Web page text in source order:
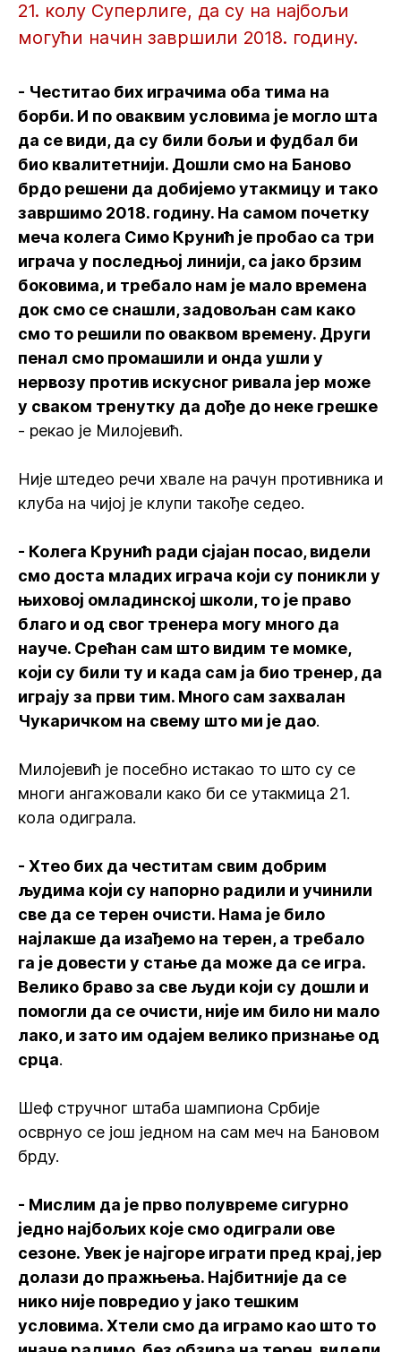
21. колу Суперлиге, да су на најбољи
могући начин завршили 2018. годину.
- Честитао бих играчима оба тима на
борби. И по оваквим условима је могло шта
да се види, да су били бољи и фудбал би
био квалитетнији. Дошли смо на Баново
брдо решени да добијемо утакмицу и тако
завршимо 2018. годину. На самом почетку
меча колега Симо Крунић је пробао са три
играча у последњој линији, са јако брзим
боковима, и требало нам је мало времена
док смо се снашли, задовољан сам како
смо то решили по оваквом времену. Други
пенал смо промашили и онда ушли у
нервозу против искусног ривала јер може
у сваком тренутку да дође до неке грешке
- рекао је Милојевић.
Није штедео речи хвале на рачун противника и
клуба на чијој је клупи такође седео.
- Колега Крунић ради сјајан посао, видели
смо доста младих играча који су поникли у
њиховој омладинској школи, то је право
благо и од свог тренера могу много да
науче. Срећан сам што видим те момке,
који су били ту и када сам ја био тренер, да
играју за први тим. Много сам захвалан
Чукаричком на свему што ми је дао.
Милојевић је посебно истакао то што су се
многи ангажовали како би се утакмица 21.
кола одиграла.
- Хтео бих да честитам свим добрим
људима који су напорно радили и учинили
све да се терен очисти. Нама је било
најлакше да изађемо на терен, а требало
га је довести у стање да може да се игра.
Велико браво за све људи који су дошли и
помогли да се очисти, није им било ни мало
лако, и зато им одајем велико признање од
срца.
Шеф стручног штаба шампиона Србије
осврнуо се још једном на сам меч на Бановом
брду.
- Мислим да је прво полувреме сигурно
једно најбољих које смо одиграли ове
сезоне. Увек је најгоре играти пред крај, јер
долази до пражњења. Најбитније да се
нико није повредио у јако тешким
условима. Хтели смо да играмо као што то